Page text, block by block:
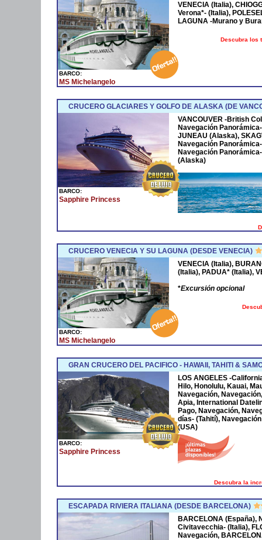
BARCO:
MS Michelangelo
VENECIA (Italia),
Verona*- (Italia),
LAGUNA -Murano y
Descubra los
CRUCERO GLACIARES Y GOLFO DE ALASKA (DE
BARCO:
Sapphire Princess
VANCOUVER -British
Navegación
JUNEAU (Alaska),
Navegación
Navegación
(Alaska)
CRUCERO VENECIA Y SU LAGUNA (DESDE VENECIA)
BARCO:
MS Michelangelo
VENECIA (Italia),
(Italia), PADUA* (Italia),
*Excursión opcional
GRAN CRUCERO DEL PACIFICO - HAWAII, TAHITI &
BARCO:
Sapphire Princess
LOS ANGELES -
Hilo, Honolulu, Kauai,
Navegación,
Apia, International
Pago, Navegación,
días- (Tahití),
(USA)
Descubra la
ESCAPADA RIVIERA ITALIANA (DESDE BARCELONA)
BARCELONA (España),
Civitavecchia- (Italia),
Navegación,